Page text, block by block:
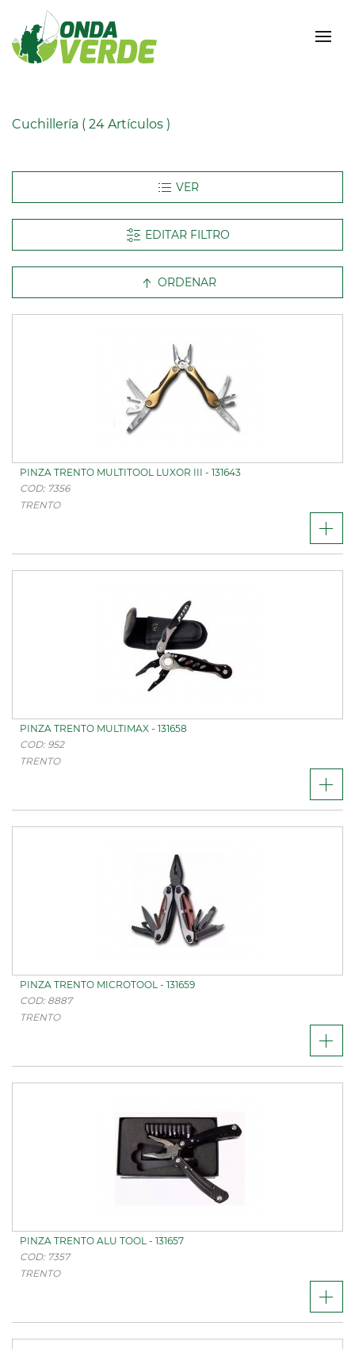
Cuchillería ( 24 Artículos )
EDITAR FILTRO
ORDENAR
PINZA TRENTO MULTITOOL LUXOR III - 131643
COD: 7356
TRENTO
PINZA TRENTO MULTIMAX - 131658
COD: 952
TRENTO
PINZA TRENTO MICROTOOL - 131659
COD: 8887
TRENTO
PINZA TRENTO ALU TOOL - 131657
COD: 7357
TRENTO